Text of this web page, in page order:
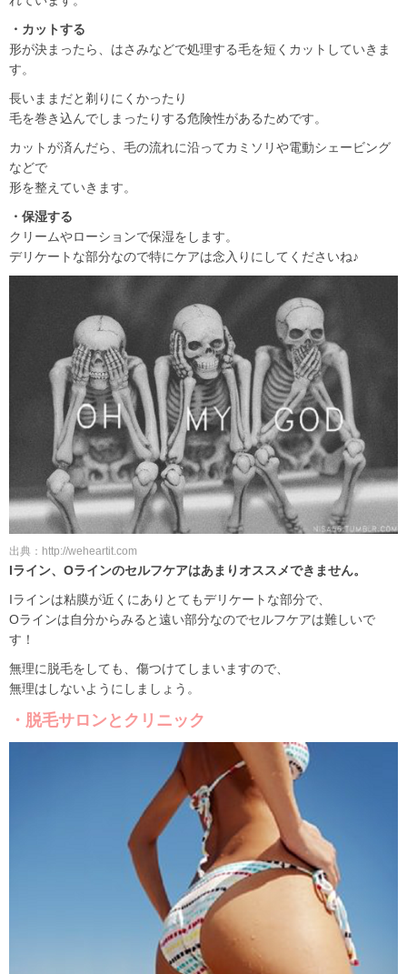
・カットする
形が決まったら、はさみなどで処理する毛を短くカットしていきま
す。
長いままだと剃りにくかったり
毛を巻き込んでしまったりする危険性があるためです。
カットが済んだら、毛の流れに沿ってカミソリや電動シェービング
などで
形を整えていきます。
・保湿する
クリームやローションで保湿をします。
デリケートな部分なので特にケアは念入りにしてくださいね♪
出典：http://weheartit.com
Iライン、Oラインのセルフケアはあまりオススメできません。
Iラインは粘膜が近くにありとてもデリケートな部分で、
Oラインは自分からみると遠い部分なのでセルフケアは難しいで
す！
無理に脱毛をしても、傷つけてしまいますので、
無理はしないようにしましょう。
・脱毛サロンとクリニック